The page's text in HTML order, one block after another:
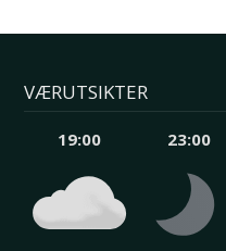
VÆRUTSIKTER
19:00 23:00